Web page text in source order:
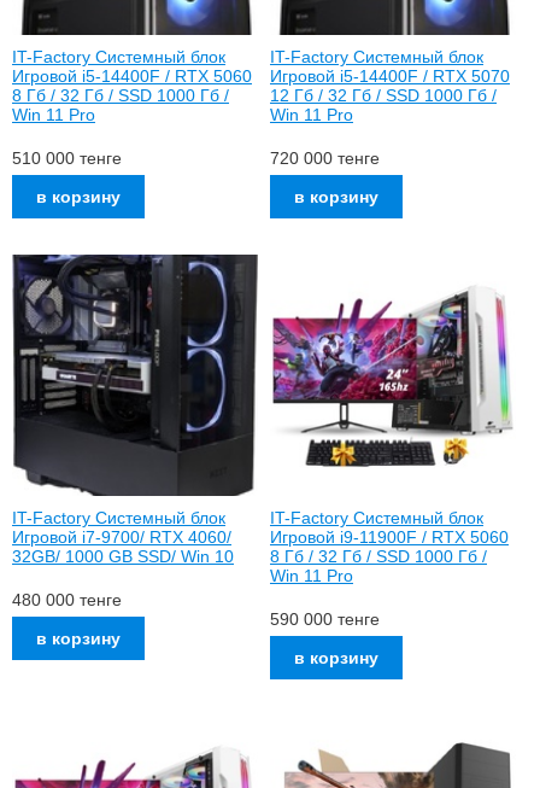
IT-Factory Системный блок
Игровой i5-14400F / RTX 5060
8 Гб / 32 Гб / SSD 1000 Гб /
Win 11 Pro
510 000 тенге
IT-Factory Системный блок
Игровой i5-14400F / RTX 5070
12 Гб / 32 Гб / SSD 1000 Гб /
Win 11 Pro
720 000 тенге
IT-Factory Системный блок
Игровой i7-9700/ RTX 4060/
32GB/ 1000 GB SSD/ Win 10
480 000 тенге
IT-Factory Системный блок
Игровой i9-11900F / RTX 5060
8 Гб / 32 Гб / SSD 1000 Гб /
Win 11 Pro
590 000 тенге